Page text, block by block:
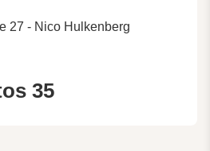
27 - Nico Hulkenberg
35